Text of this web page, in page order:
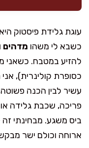
עוגת גלידת פיסטוק
כשבא לי משהו מדהים
להזיע במטבח. כשאני
כסופרת קולינרית),
עשיר לבין הכנה
פריכה, שכבת גלידה
ביס משגע. מבחינתי
ארוחה וכולם ישר